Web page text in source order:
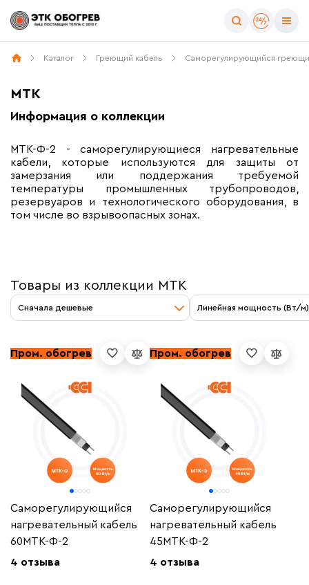
Каталог Греющий кабель Саморегулирующийся
МТК
Информация о коллекции
МТК-Ф-2 - саморегулирующиеся нагревательные
кабели, которые используются для защиты от
замерзания или поддержания требуемой
температуры промышленных трубопроводов,
резервуаров и технологического оборудования, в
том числе во взрывоопасных зонах.
Товары из коллекции МТК
Сначала дешевые Линейная мощность (Вт/м)
Пром. обогрев
Саморегулирующийся
нагревательный кабель
60МТК-Ф-2
4 отзыва
Пром. обогрев
Саморегулирующийся
нагревательный кабель
45МТК-Ф-2
4 отзыва